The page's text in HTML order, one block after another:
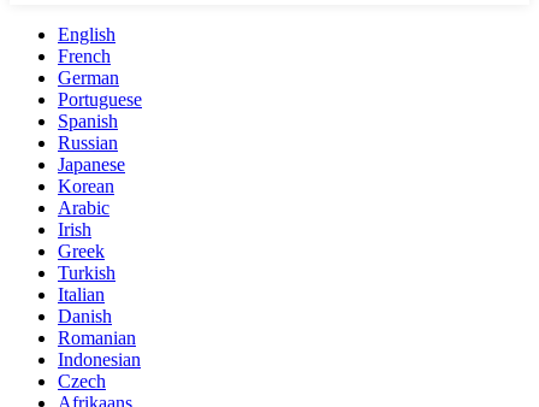
English
French
German
Portuguese
Spanish
Russian
Japanese
Korean
Arabic
Irish
Greek
Turkish
Italian
Danish
Romanian
Indonesian
Czech